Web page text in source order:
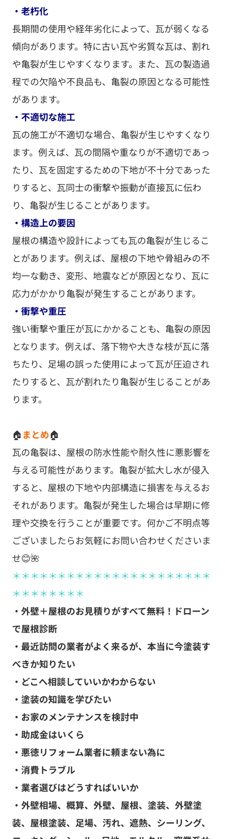
・老朽化
長期間の使用や経年劣化によって、瓦が弱くなる
傾向があります。特に古い瓦や劣質な瓦は、割れ
や亀裂が生じやすくなります。また、瓦の製造過
程での欠陥や不良品も、亀裂の原因となる可能性
があります。
・不適切な施工
瓦の施工が不適切な場合、亀裂が生じやすくなり
ます。例えば、瓦の間隔や重なりが不適切であっ
たり、瓦を固定するための下地が不十分であった
りすると、瓦同士の衝撃や振動が直接瓦に伝わ
り、亀裂が生じることがあります。
・構造上の要因
屋根の構造や設計によっても瓦の亀裂が生じるこ
とがあります。例えば、屋根の下地や骨組みの不
均一な動き、変形、地震などが原因となり、瓦に
応力がかかり亀裂が発生することがあります。
・衝撃や重圧
強い衝撃や重圧が瓦にかかることも、亀裂の原因
となります。例えば、落下物や大きな枝が瓦に落
ちたり、足場の誤った使用によって瓦が圧迫され
たりすると、瓦が割れたり亀裂が生じることがあ
ります。
🏠 まとめ🏠
瓦の亀裂は、屋根の防水性能や耐久性に悪影響を
与える可能性があります。亀裂が拡大し水が侵入
すると、屋根の下地や内部構造に損害を与えるお
それがあります。亀裂が発生した場合は早期に修
理や交換を行うことが重要です。何かご不明点等
ございましたらお気軽にお問い合わせくださいま
せ😊🌺
＊＊＊＊＊＊＊＊＊＊＊＊＊＊＊＊＊＊＊＊＊＊
＊＊＊＊＊＊＊＊
・外壁＋屋根のお見積りがすべて無料！ドローン
で屋根診断
・最近訪問の業者がよく来るが、本当に今塗装す
べきか知りたい
・どこへ相談していいかわからない
・塗装の知識を学びたい
・お家のメンテナンスを検討中
・助成金はいくら
・悪徳リフォーム業者に頼まない為に
・消費トラブル
・業者選びはどうすればいいか
・外壁相場、概算、外壁、屋根、塗装、外壁塗
装、屋根塗装、足場、汚れ、遮熱、シーリング、